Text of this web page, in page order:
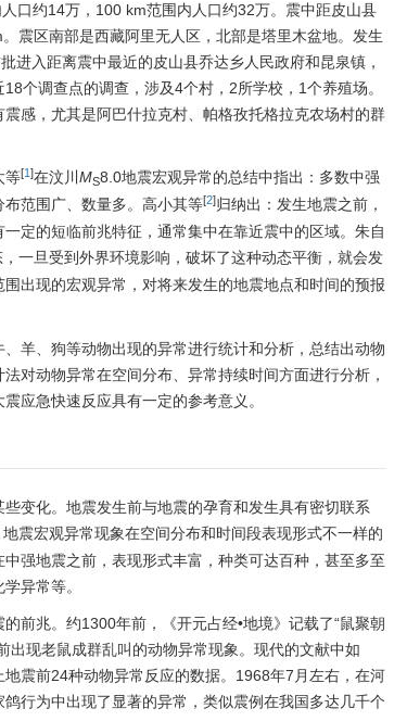
口约14万，100 km范围内人口约32万。震中距皮山县
震区南部是西藏阿里无人区，北部是塔里木盆地。发生
进入距离震中最近的皮山县乔达乡人民政府和昆泉镇，
个调查点的调查，涉及4个村，2所学校，1个养殖场。
感，尤其是阿巴什拉克村、帕格孜托格拉克农场村的群
等[1]在汶川 MS8.0地震宏观异常的总结中指出：多数中强
范围广、数量多。高小其等[2]归纳出：发生地震之前，
定的短临前兆特征，通常集中在靠近震中的区域。朱自
一旦受到外界环境影响，破坏了这种动态平衡，就会发
出现的宏观异常，对将来发生的地震地点和时间的预报
羊、狗等动物出现的异常进行统计和分析，总结出动物
对动物异常在空间分布、异常持续时间方面进行分析，
应急快速反应具有一定的参考意义。
变化。地震发生前与地震的孕育和发生具有密切联系
地震宏观异常现象在空间分布和时间段表现形式不一样的
强地震之前，表现形式丰富，种类可达百种，甚至多至
异常等。
前兆。约1300年前，《开元占经•地境》记载了“鼠聚朝
出现老鼠成群乱叫的动物异常现象。现代的文献中如
震前24种动物异常反应的数据。1968年7月左右，在河
行为中出现了显著的异常，类似震例在我国多达几千个